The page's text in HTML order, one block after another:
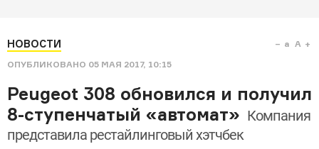
НОВОСТИ
ОПУБЛИКОВАНО 05 МАЯ 2017, 10:15
a A
Peugeot 308 обновился и получил
8-ступенчатый «автомат» Компания
представила рестайлинговый хэтчбек